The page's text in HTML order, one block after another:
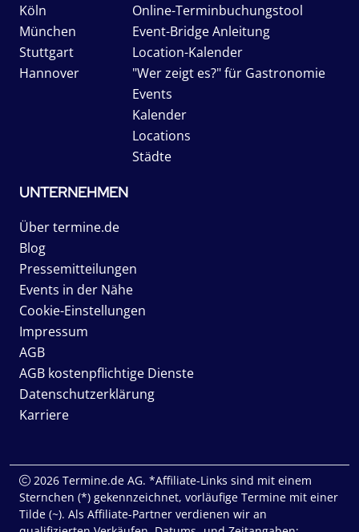
Köln
München
Stuttgart
Hannover
Online-Terminbuchungstool
Event-Bridge Anleitung
Location-Kalender
"Wer zeigt es?" für Gastronomie
Events
Kalender
Locations
Städte
UNTERNEHMEN
Über termine.de
Blog
Pressemitteilungen
Events in der Nähe
Cookie-Einstellungen
Impressum
AGB
AGB kostenpflichtige Dienste
Datenschutzerklärung
Karriere
2026 Termine.de AG. *Affiliate-Links sind mit einem
Sternchen (*) gekennzeichnet, vorläufige Termine mit einer
Tilde (~). Als Affiliate-Partner verdienen wir an